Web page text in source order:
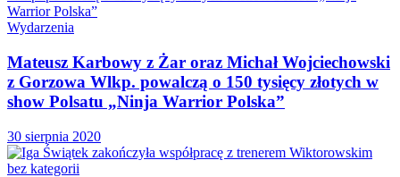
Wydarzenia
Mateusz Karbowy z Żar oraz Michał Wojciechowski
z Gorzowa Wlkp. powalczą o 150 tysięcy złotych w
show Polsatu „Ninja Warrior Polska”
30 sierpnia 2020
bez kategorii